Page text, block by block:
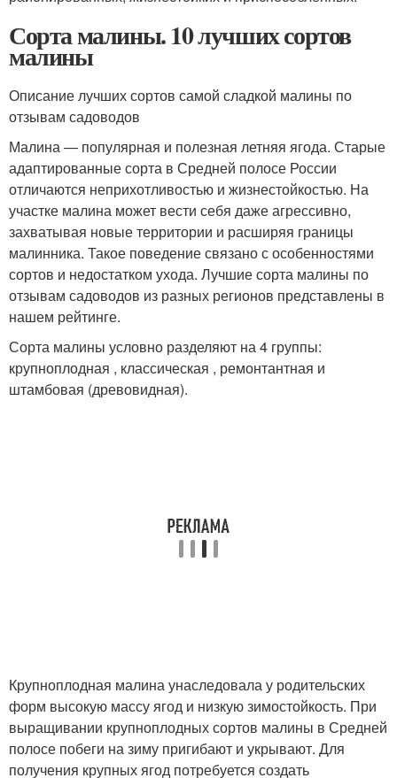
Сорта малины. 10 лучших сортов
малины
Описание лучших сортов самой сладкой малины по
отзывам садоводов
Малина — популярная и полезная летняя ягода. Старые
адаптированные сорта в Средней полосе России
отличаются неприхотливостью и жизнестойкостью. На
участке малина может вести себя даже агрессивно,
захватывая новые территории и расширяя границы
малинника. Такое поведение связано с особенностями
сортов и недостатком ухода. Лучшие сорта малины по
отзывам садоводов из разных регионов представлены в
нашем рейтинге.
Сорта малины условно разделяют на 4 группы:
крупноплодная , классическая , ремонтантная и
штамбовая (древовидная).
Крупноплодная малина унаследовала у родительских
форм высокую массу ягод и низкую зимостойкость. При
выращивании крупноплодных сортов малины в Средней
полосе побеги на зиму пригибают и укрывают. Для
получения крупных ягод потребуется создать